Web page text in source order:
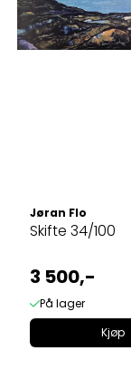
Jøran Flo
Skifte 34/100
3 500,-
På lager
Kjøp